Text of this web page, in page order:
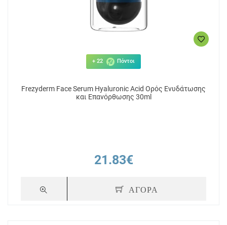
+ 22 Πόντοι
Frezyderm Face Serum Hyaluronic Acid Ορός Ενυδάτωσης
και Επανόρθωσης 30ml
21.83€
ΑΓΟΡΑ